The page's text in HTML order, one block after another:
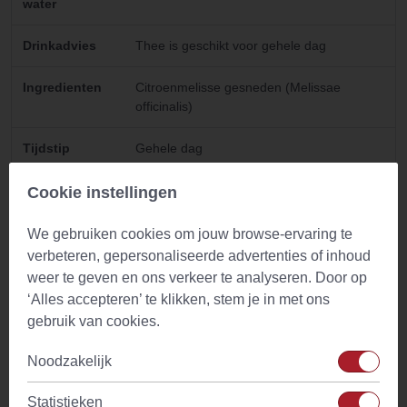
water
Drinkadvies Thee is geschikt voor gehele dag
Ingredienten
Citroenmelisse gesneden (Melissae
officinalis)
Tijdstip Gehele dag
Cafeine Geen
Waarschuwing
Niet gebruiken bij een verminderde
schildklierwerking. Raadpleeg je dokter in
geval van twijfel of in geval van
zwangerschap, borstvoeding, ziekte of
medicijngebruik.
Gebruik
Cookie instellingen
We gebruiken cookies om jouw browse-ervaring te
verbeteren, gepersonaliseerde advertenties of inhoud
weer te geven en ons verkeer te analyseren. Door op
‘Alles accepteren’ te klikken, stem je in met ons
gebruik van cookies.
Noodzakelijk
Statistieken